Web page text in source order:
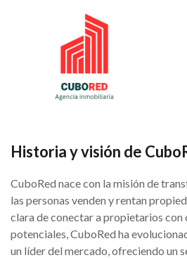
Historia y visión de
CuboRed nace con la misión de
las personas venden y rentan
clara de conectar a propietarios con
potenciales, CuboRed ha
un líder del mercado, ofreciendo un